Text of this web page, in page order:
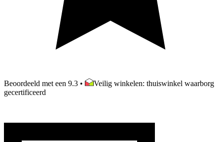
Beoordeeld met een 9.3 •
Veilig winkelen: thuiswinkel waarborg
gecertificeerd